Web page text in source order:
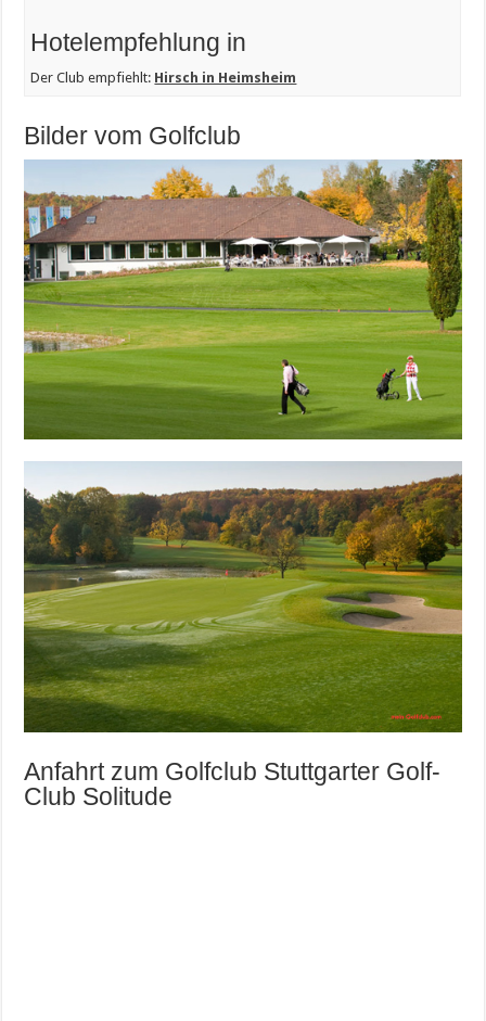
Hotelempfehlung in
Der Club empfiehlt: Hirsch in Heimsheim
Bilder vom Golfclub
Anfahrt zum Golfclub Stuttgarter Golf-
Club Solitude